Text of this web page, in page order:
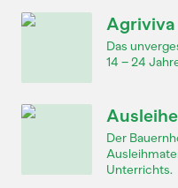
Agriviva
Das
14 – 24
Der
Unterrichts.